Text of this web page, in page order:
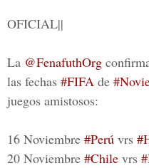
OFICIAL||
La @FenafuthOrg
las fechas #FIFA de
juegos amistosos:
16 Noviembre #Perú vrs
20 Noviembre #Chile vrs